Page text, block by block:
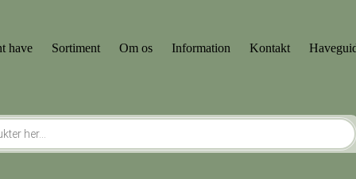
have Sortiment Om os Information Kontakt